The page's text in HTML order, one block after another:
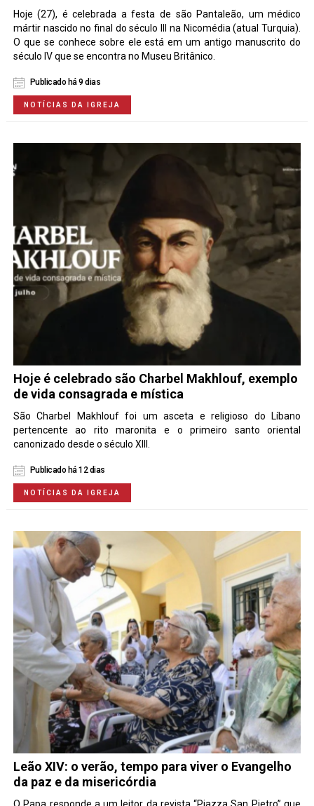
Hoje (27), é celebrada a festa de são Pantaleão, um médico
mártir nascido no final do século III na Nicomédia (atual Turquia).
O que se conhece sobre ele está em um antigo manuscrito do
século IV que se encontra no Museu Britânico.
Publicado há 9 dias
NOTÍCIAS DA IGREJA
Hoje é celebrado são Charbel Makhlouf, exemplo
de vida consagrada e mística
São Charbel Makhlouf foi um asceta e religioso do Líbano
pertencente ao rito maronita e o primeiro santo oriental
canonizado desde o século XIII.
Publicado há 12 dias
NOTÍCIAS DA IGREJA
Leão XIV: o verão, tempo para viver o Evangelho
da paz e da misericórdia